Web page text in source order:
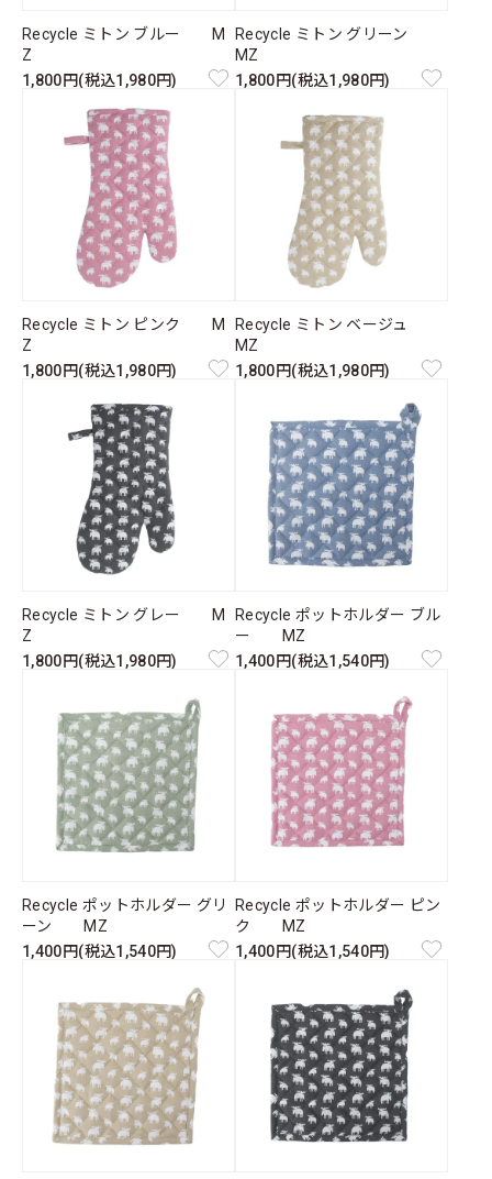
Recycle ミトン ブルー M
Z
1,800円(税込1,980円)
Recycle ミトン グリーン
MZ
1,800円(税込1,980円)
Recycle ミトン ピンク M
Z
1,800円(税込1,980円)
Recycle ミトン ベージュ
MZ
1,800円(税込1,980円)
Recycle ミトン グレー M
Z
1,800円(税込1,980円)
Recycle ポットホルダー ブル
ー MZ
1,400円(税込1,540円)
Recycle ポットホルダー グリ
ーン MZ
1,400円(税込1,540円)
Recycle ポットホルダー ピン
ク MZ
1,400円(税込1,540円)